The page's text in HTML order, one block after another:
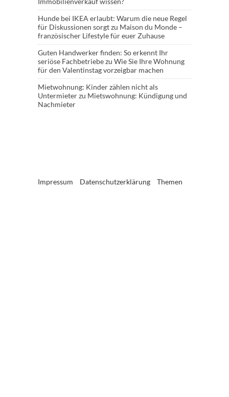
Hunde bei IKEA erlaubt: Warum die neue Regel
für Diskussionen sorgtzu Maison du Monde –
französischer Lifestyle für euer Zuhause
Guten Handwerker finden: So erkennt Ihr
seriöse Fachbetriebezu Wie Sie Ihre Wohnung
für den Valentinstag vorzeigbar machen
Mietwohnung: Kinder zählen nicht als
Untermieterzu Mietswohnung: Kündigung und
Nachmieter
Impressum Datenschutzerklärung Themen